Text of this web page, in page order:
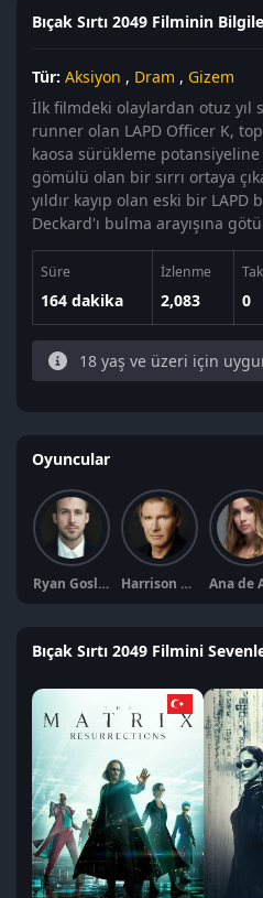
Bıçak Sırtı 2049 Filminin
Tür: Aksiyon , Dram , Gizem
İlk filmdeki olaylardan otuz yıl
runner olan LAPD Officer K,
kaosa sürükleme
gömülü olan bir sırrı ortaya
yıldır kayıp olan eski bir LAPD
Deckard'ı bulma arayışına
Süre
164 dakika
İzlenme
2,083 0
18 yaş ve üzeri için
Oyuncular
Ryan Gosling Harrison Ford
Bıçak Sırtı 2049 Filmini